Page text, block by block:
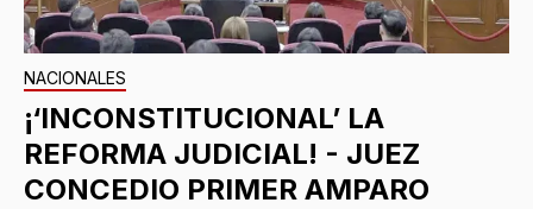
NACIONALES
¡‘INCONSTITUCIONAL’ LA
REFORMA JUDICIAL! - JUEZ
CONCEDIO PRIMER AMPARO